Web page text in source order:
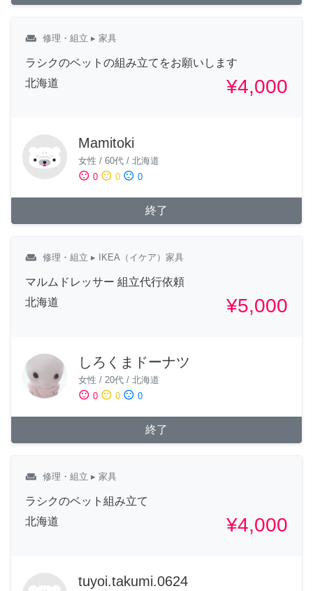
weekend 修理・組立 ▸ 家具
ラシクのベットの組み立てをお願いします
北海道
¥4,000
Mamitoki
女性 / 60代 / 北海道
sentiment_satisfied 0 sentiment_neutral 0 sentiment_dissatisfied 0
終了
weekend 修理・組立 ▸ IKEA（イケア）家具
マルムドレッサー 組立代行依頼
北海道
¥5,000
しろくまドーナツ
女性 / 20代 / 北海道
sentiment_satisfied 0 sentiment_neutral 0 sentiment_dissatisfied 0
終了
weekend 修理・組立 ▸ 家具
ラシクのベット組み立て
北海道
¥4,000
tuyoi.takumi.0624